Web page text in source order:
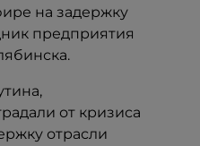
на задержку
предприятия
от кризиса
отрасли